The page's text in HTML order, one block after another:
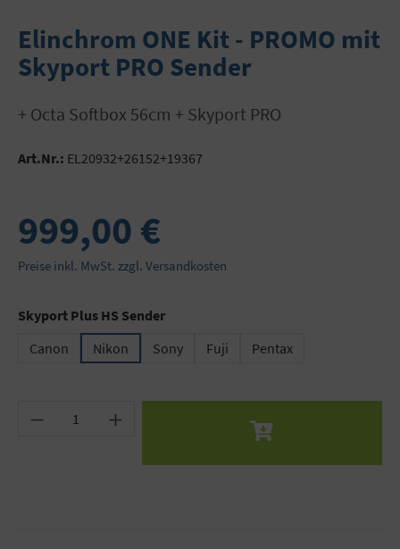
Elinchrom ONE Kit - PROMO mit
Skyport PRO Sender
+ Octa Softbox 56cm + Skyport PRO
Art.Nr.: EL20932+26152+19367
999,00 €
Preise inkl. MwSt. zzgl. Versandkosten
Skyport Plus HS Senderauswählen
Canon
Nikon Sony Fuji Pentax
Produkt Anzahl: Gib den gewünschten Wert